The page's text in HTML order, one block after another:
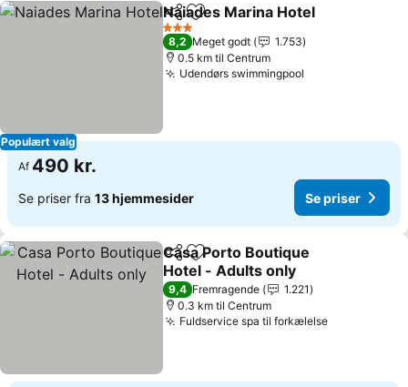
Populært valg
Del Føj til favoritter
Naiades Marina Hotel
3 Stjerner
8,2 Meget godt
1.753
0.5 km til Centrum
Udendørs swimmingpool
Af 490 kr.
Se priser fra 13 hjemmesider Se priser
Del Føj til favoritter
Casa Porto Boutique
Hotel - Adults only
9,4 Fremragende
1.221
0.3 km til Centrum
Fuldservice spa til forkælelse